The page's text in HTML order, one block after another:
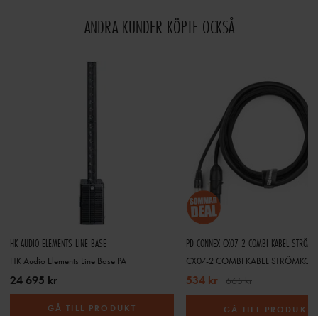
ANDRA KUNDER KÖPTE OCKSÅ
HK AUDIO ELEMENTS LINE BASE
HK Audio Elements Line Base PA
24 695 kr
GÅ TILL PRODUKT
534 kr 665 kr
GÅ TILL PRODUKT